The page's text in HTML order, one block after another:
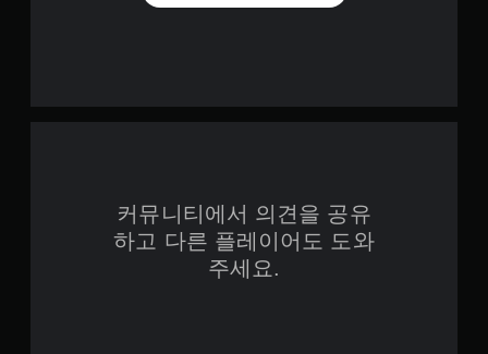
커뮤니티에서 의견을 공유
하고 다른 플레이어도 도와
주세요.